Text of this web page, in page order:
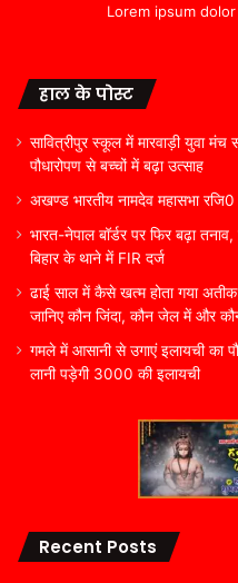
Lorem ipsum
हाल के पोस्ट
सावित्रीपुर स्कूल में मारवाड़ी युवा मंच
पौधारोपण से बच्चों में बढ़ा उत्साह
अखण्ड भारतीय नामदेव महासभा रजि0
भारत-नेपाल बॉर्डर पर फिर बढ़ा तनाव,
बिहार के थाने में FIR दर्ज
ढाई साल में कैसे खत्म होता गया
जानिए कौन जिंदा, कौन जेल में और
गमले में आसानी से उगाएं इलायची का
लानी पड़ेगी 3000 की इलायची
Recent Posts